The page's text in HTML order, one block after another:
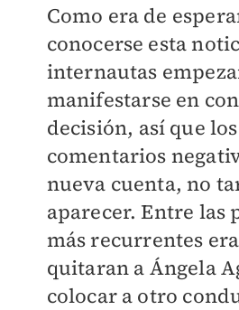
Como era de
conocerse esta
internautas
manifestarse en
decisión, así que los
comentarios
nueva cuenta, no
aparecer. Entre las
más recurrentes
quitaran a Ángela
colocar a otro